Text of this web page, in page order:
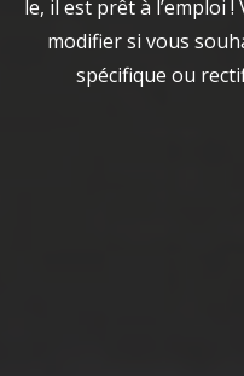
le, il est prêt à l’emploi
modifier si vous
spécifique ou